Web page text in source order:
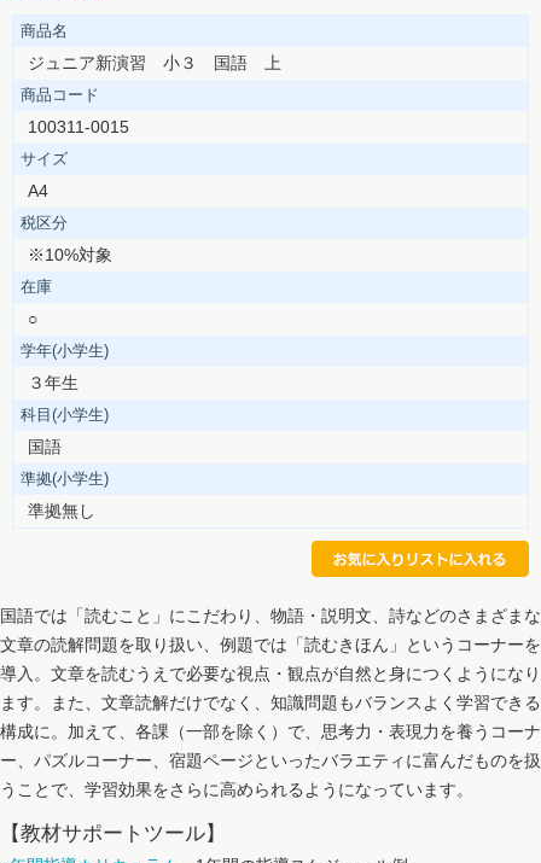
商品名
ジュニア新演習 小３ 国語 上
商品コード
100311-0015
サイズ
A4
税区分
※10%対象
在庫
○
学年(小学生)
３年生
科目(小学生)
国語
準拠(小学生)
準拠無し
国語では「読むこと」にこだわり、物語・説明文、詩などのさまざまな
文章の読解問題を取り扱い、例題では「読むきほん」というコーナーを
導入。文章を読むうえで必要な視点・観点が自然と身につくようになり
ます。また、文章読解だけでなく、知識問題もバランスよく学習できる
構成に。加えて、各課（一部を除く）で、思考力・表現力を養うコーナ
ー、パズルコーナー、宿題ページといったバラエティに富んだものを扱
うことで、学習効果をさらに高められるようになっています。
【教材サポートツール】